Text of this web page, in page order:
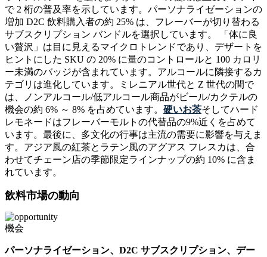
で 2 桁の普及率を示しています。パーソナライゼーションの
増加 D2C 飲料購入者の約 25% は、フレーバーが切り替わる
サブスクリプション バンドルを選択しています。 「体に良
い贅沢」は目に見えるマイクロトレンドであり、デザートを
ヒントにした SKU の 20% に量のコントロールと 100 カロリ
ー未満のバッジが含まれています。アルコールに隣接するカ
テゴリは進化しています。ミレニアル世代と Z 世代の間で
は、ノンアルコール/低アルコール商品がビール/カクテルの
機会の約 6% ～ 8% を占めています。 硬いお茶そしてハード
レモネードはフレーバーモルトの代替品の9%近くを占めて
います。最後に、多文化の行事は主流の需要に影響を与えま
す。アジア風の紅茶とラテン風のアグアス フレスカは、合
わせてチェーン店の季節限定ラインナップの約 10% に含ま
れています。
飲料市場の動向
機会
パーソナライゼーション、D2C サブスクリプション、デー